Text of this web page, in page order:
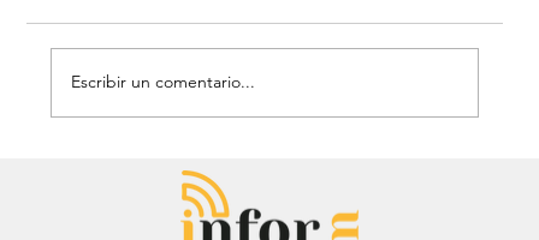
Chayanne se animó a trend viral y
dejó mensaje: “Antes de ser tu
Escribir un comentario...